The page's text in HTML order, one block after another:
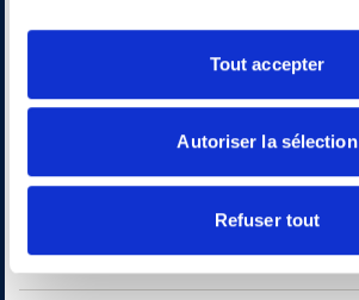
Tout accepter
Autoriser la sélection
Refuser tout
Finitions
Essences plaquées